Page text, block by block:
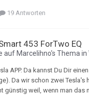
19 Antworten
453 ForTwo EQ
auf Marcelihno's Thema in
APP. Da kannst Du Dir
Da wir schon zwei
günstig weil, wenn man